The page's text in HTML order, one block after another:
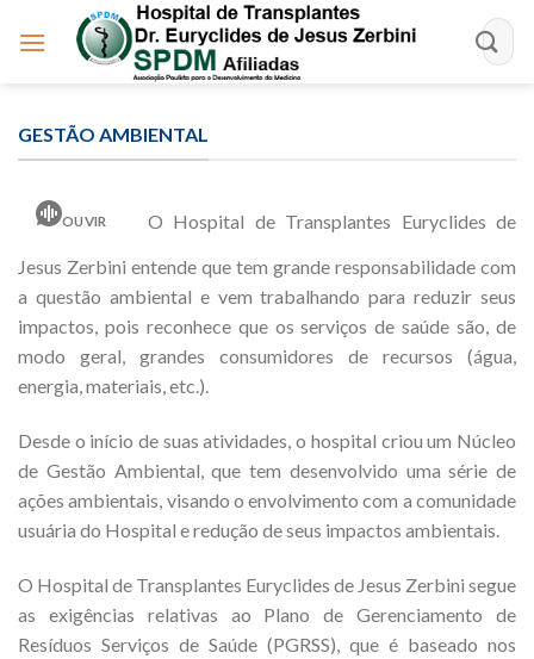
GESTÃO AMBIENTAL
OUVIR O Hospital de Transplantes Euryclides de
Jesus Zerbini entende que tem grande responsabilidade com
a questão ambiental e vem trabalhando para reduzir seus
impactos, pois reconhece que os serviços de saúde são, de
modo geral, grandes consumidores de recursos (água,
energia, materiais, etc.).
Desde o início de suas atividades, o hospital criou um Núcleo
de Gestão Ambiental, que tem desenvolvido uma série de
ações ambientais, visando o envolvimento com a comunidade
usuária do Hospital e redução de seus impactos ambientais.
O Hospital de Transplantes Euryclides de Jesus Zerbini segue
as exigências relativas ao Plano de Gerenciamento de
Resíduos Serviços de Saúde (PGRSS), que é baseado nos